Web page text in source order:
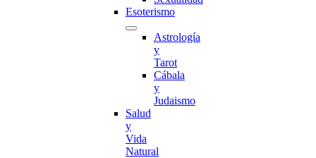
Esoterismo
Astrología
y
Tarot
Cábala
y
Judaismo
Salud
y
Vida
Natural